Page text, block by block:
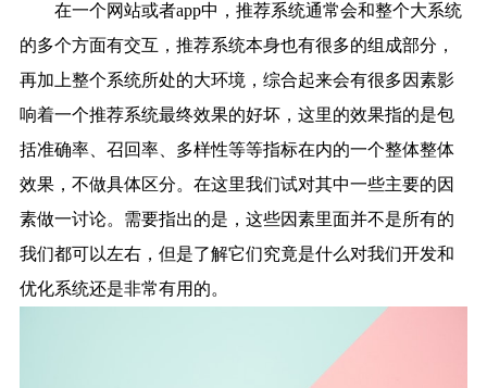
在一个网站或者app中，推荐系统通常会和整个大系统
的多个方面有交互，推荐系统本身也有很多的组成部分，
再加上整个系统所处的大环境，综合起来会有很多因素影
响着一个推荐系统最终效果的好坏，这里的效果指的是包
括准确率、召回率、多样性等等指标在内的一个整体整体
效果，不做具体区分。在这里我们试对其中一些主要的因
素做一讨论。需要指出的是，这些因素里面并不是所有的
我们都可以左右，但是了解它们究竟是什么对我们开发和
优化系统还是非常有用的。